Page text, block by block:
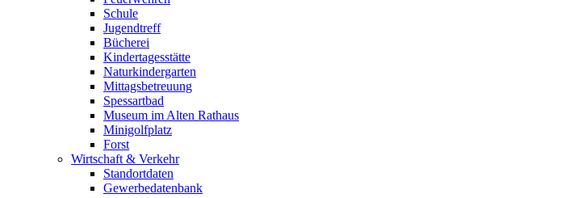
Schule
Jugendtreff
Bücherei
Kindertagesstätte
Naturkindergarten
Mittagsbetreuung
Spessartbad
Museum im Alten Rathaus
Minigolfplatz
Forst
Wirtschaft & Verkehr
Standortdaten
Gewerbedatenbank